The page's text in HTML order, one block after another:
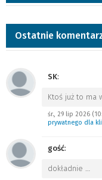
Ostatnie
SK:
Ktoś już to ma
śr., 29 lip 2026
prywatnego dla
gość:
dokładnie …